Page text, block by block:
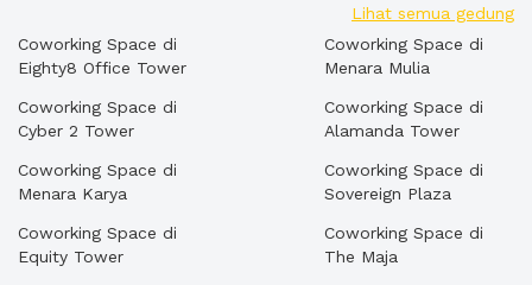
Lihat semua gedung
Coworking Space di
Eighty8 Office Tower
Coworking Space di
Cyber 2 Tower
Coworking Space di
Menara Karya
Coworking Space di
Equity Tower
Coworking Space di
Menara Mulia
Coworking Space di
Alamanda Tower
Coworking Space di
Sovereign Plaza
Coworking Space di
The Maja